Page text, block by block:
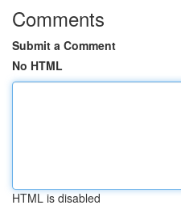
Comments
Submit a Comment
No HTML
HTML is disabled